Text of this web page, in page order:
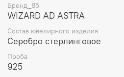
Бренд_85
WIZARD AD ASTRA
Состав ювелирного изделия
Серебро стерлинговое
Проба
925